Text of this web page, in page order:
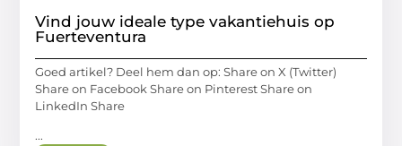
Vind jouw ideale type vakantiehuis op
Fuerteventura
Goed artikel? Deel hem dan op: Share on X (Twitter)
Share on Facebook Share on Pinterest Share on
LinkedIn Share
...